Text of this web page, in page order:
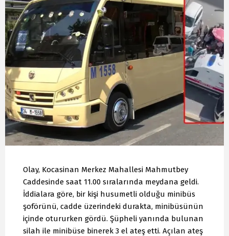
Olay, Kocasinan Merkez Mahallesi Mahmutbey
Caddesinde saat 11.00 sıralarında meydana geldi.
İddialara göre, bir kişi husumetli olduğu minibüs
şoförünü, cadde üzerindeki durakta, minibüsünün
içinde otururken gördü. Şüpheli yanında bulunan
silah ile minibüse binerek 3 el ateş etti. Açılan ateş